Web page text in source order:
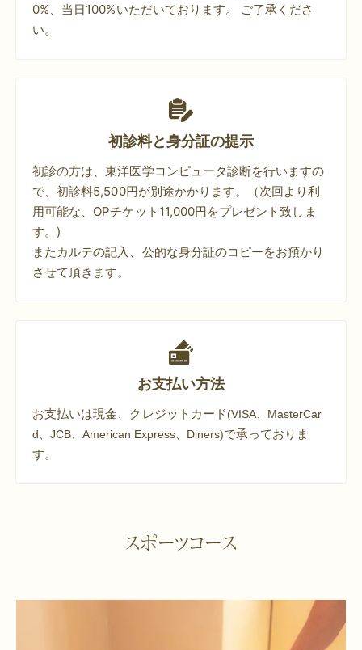
0%、当日100%いただいております。 ご了承くださ
い。
初診料と身分証の提示
初診の方は、東洋医学コンピュータ診断を行いますの
で、初診料5,500円が別途かかります。（次回より利
用可能な、OPチケット11,000円をプレゼント致しま
す。)
またカルテの記入、公的な身分証のコピーをお預かり
させて頂きます。
お支払い方法
お支払いは現金、クレジットカード(VISA、MasterCar
d、JCB、American Express、Diners)で承っておりま
す。
スポーツコース